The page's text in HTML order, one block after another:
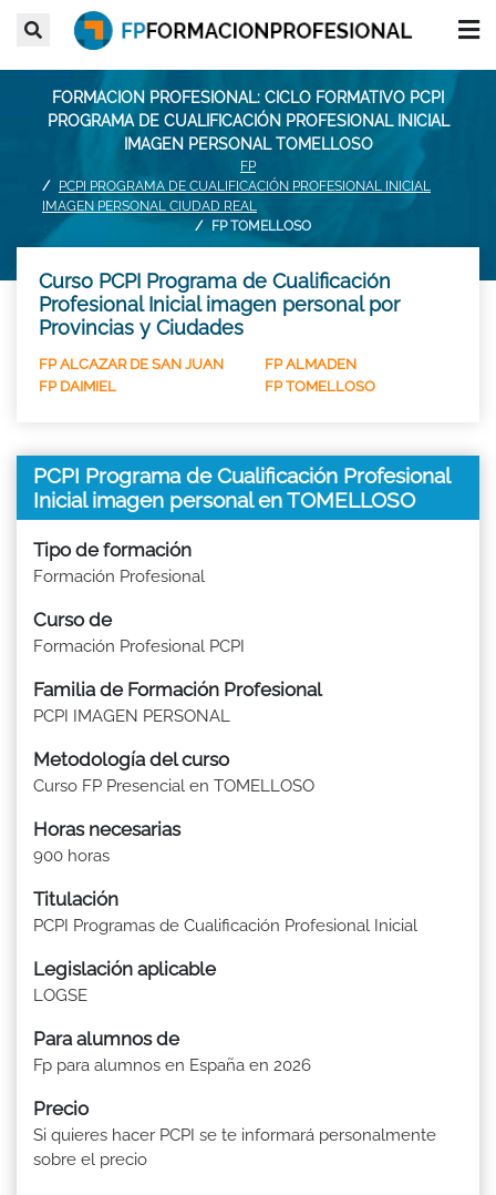
FORMACION PROFESIONAL: CICLO FORMATIVO PCPI
PROGRAMA DE CUALIFICACIÓN PROFESIONAL INICIAL
IMAGEN PERSONAL TOMELLOSO
FP
PCPI PROGRAMA DE CUALIFICACIÓN PROFESIONAL INICIAL
IMAGEN PERSONAL CIUDAD REAL
FP TOMELLOSO
Curso PCPI Programa de Cualificación
Profesional Inicial imagen personal por
Provincias y Ciudades
FP ALCAZAR DE SAN JUAN
FP ALMADEN
FP DAIMIEL
FP TOMELLOSO
PCPI Programa de Cualificación Profesional
Inicial imagen personal en TOMELLOSO
Tipo de formación
Formación Profesional
Curso de
Formación Profesional PCPI
Familia de Formación Profesional
PCPI IMAGEN PERSONAL
Metodología del curso
Curso FP Presencial en TOMELLOSO
Horas necesarias
900 horas
Titulación
PCPI Programas de Cualificación Profesional Inicial
Legislación aplicable
LOGSE
Para alumnos de
Fp para alumnos en España en 2026
Precio
Si quieres hacer PCPI se te informará personalmente
sobre el precio